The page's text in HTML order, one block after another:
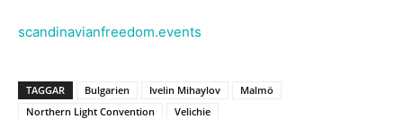
scandinavianfreedom.events
TAGGAR Bulgarien Ivelin Mihaylov
Malmö
Northern Light Convention
Velichie